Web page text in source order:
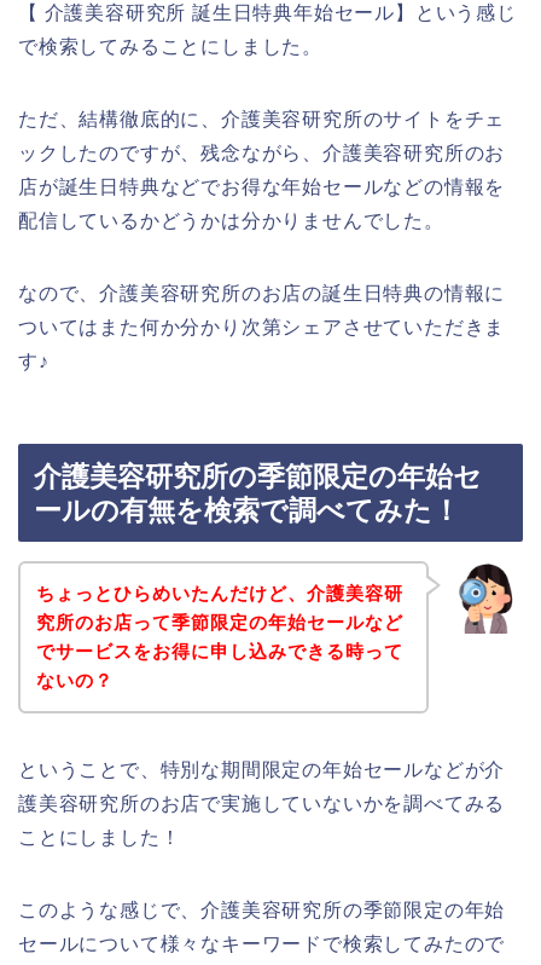
【 介護美容研究所 誕生日特典年始セール】という感じ
で検索してみることにしました。
ただ、結構徹底的に、介護美容研究所のサイトをチェ
ックしたのですが、残念ながら、介護美容研究所のお
店が誕生日特典などでお得な年始セールなどの情報を
配信しているかどうかは分かりませんでした。
なので、介護美容研究所のお店の誕生日特典の情報に
ついてはまた何か分かり次第シェアさせていただきま
す♪
介護美容研究所の季節限定の年始セ
ールの有無を検索で調べてみた！
ちょっとひらめいたんだけど、介護美容研
究所のお店って季節限定の年始セールなど
でサービスをお得に申し込みできる時って
ないの？
ということで、特別な期間限定の年始セールなどが介
護美容研究所のお店で実施していないかを調べてみる
ことにしました！
このような感じで、介護美容研究所の季節限定の年始
セールについて様々なキーワードで検索してみたので